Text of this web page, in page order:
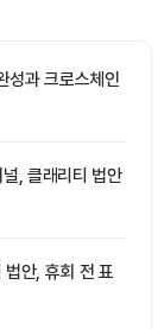
성과 크로스체인
, 클래리티 법안
안, 휴회 전 표